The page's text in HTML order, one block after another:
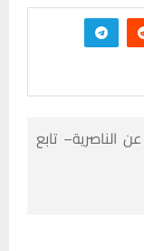
الناصرية– تابع